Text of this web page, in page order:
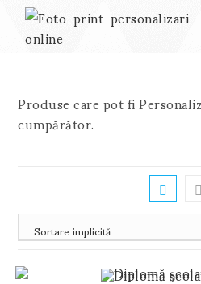
content
Produse care pot fi
cumpărător.